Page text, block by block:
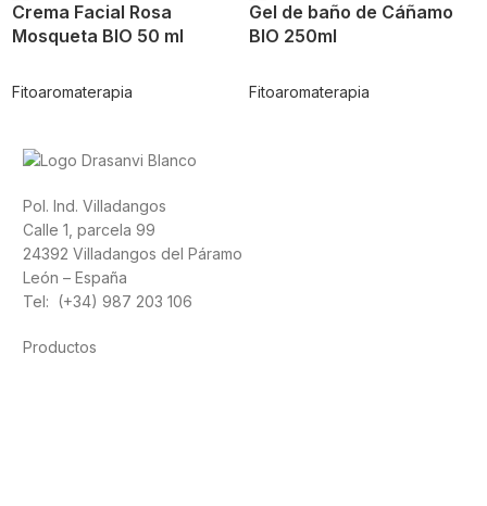
Crema Facial Rosa
Mosqueta BIO 50 ml
Fitoaromaterapia
Gel de baño de Cáñamo
BIO 250ml
Fitoaromaterapia
Pol. Ind. Villadangos
Calle 1, parcela 99
24392 Villadangos del Páramo
León – España
Tel: (+34) 987 203 106
Productos